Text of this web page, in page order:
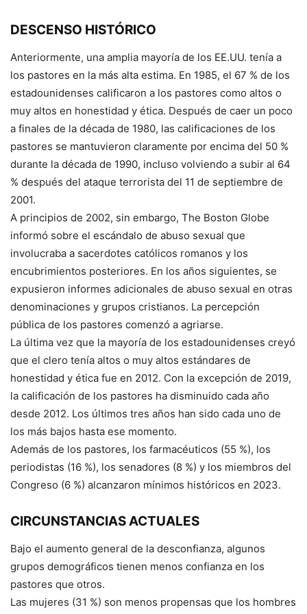
DESCENSO HISTÓRICO
Anteriormente, una amplia mayoría de los EE.UU. tenía a
los pastores en la más alta estima. En 1985, el 67 % de los
estadounidenses calificaron a los pastores como altos o
muy altos en honestidad y ética. Después de caer un poco
a finales de la década de 1980, las calificaciones de los
pastores se mantuvieron claramente por encima del 50 %
durante la década de 1990, incluso volviendo a subir al 64
% después del ataque terrorista del 11 de septiembre de
2001.
A principios de 2002, sin embargo, The Boston Globe
informó sobre el escándalo de abuso sexual que
involucraba a sacerdotes católicos romanos y los
encubrimientos posteriores. En los años siguientes, se
expusieron informes adicionales de abuso sexual en otras
denominaciones y grupos cristianos. La percepción
pública de los pastores comenzó a agriarse.
La última vez que la mayoría de los estadounidenses creyó
que el clero tenía altos o muy altos estándares de
honestidad y ética fue en 2012. Con la excepción de 2019,
la calificación de los pastores ha disminuido cada año
desde 2012. Los últimos tres años han sido cada uno de
los más bajos hasta ese momento.
Además de los pastores, los farmacéuticos (55 %), los
periodistas (16 %), los senadores (8 %) y los miembros del
Congreso (6 %) alcanzaron mínimos históricos en 2023.
CIRCUNSTANCIAS ACTUALES
Bajo el aumento general de la desconfianza, algunos
grupos demográficos tienen menos confianza en los
pastores que otros.
Las mujeres (31 %) son menos propensas que los hombres